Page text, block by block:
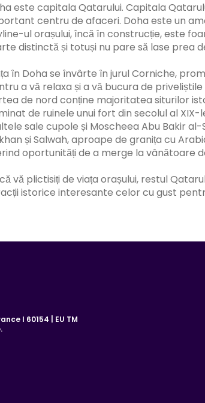
este capitala Qatarului. Capitala
centru de afaceri. Doha este un
ul orașului, încă în construcție, este
distinctă și totuși nu pare să lase prea
în Doha se învârte în jurul Corniche,
a vă relaxa și a vă bucura de
de nord conține majoritatea siturilor
de ruinele unui fort din secolul al
sale cupole și Moscheea Abu Bakir
și Salwah, aproape de granița cu
oportunități de a merge la vânătoare
vă plictisiți de viața orașului, restul
istorice interesante celor cu gust
I 60154 | EU TM